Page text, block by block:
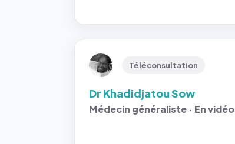
Téléconsultation
Dr Khadidjatou Sow
Médecin généraliste · En vidéo